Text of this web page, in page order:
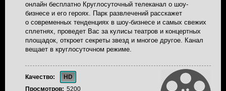
онлайн бесплатно Круглосуточный телеканал о шоу-
бизнесе и его героях. Парк развлечений расскажет
о современных тенденциях в шоу-бизнесе и самых свежих
сплетнях, проведет Вас за кулисы театров и концертных
площадок, откроет секреты звезд и многое другое. Канал
вещает в круглосуточном режиме.
Качество:
HD
Просмотров: 5200